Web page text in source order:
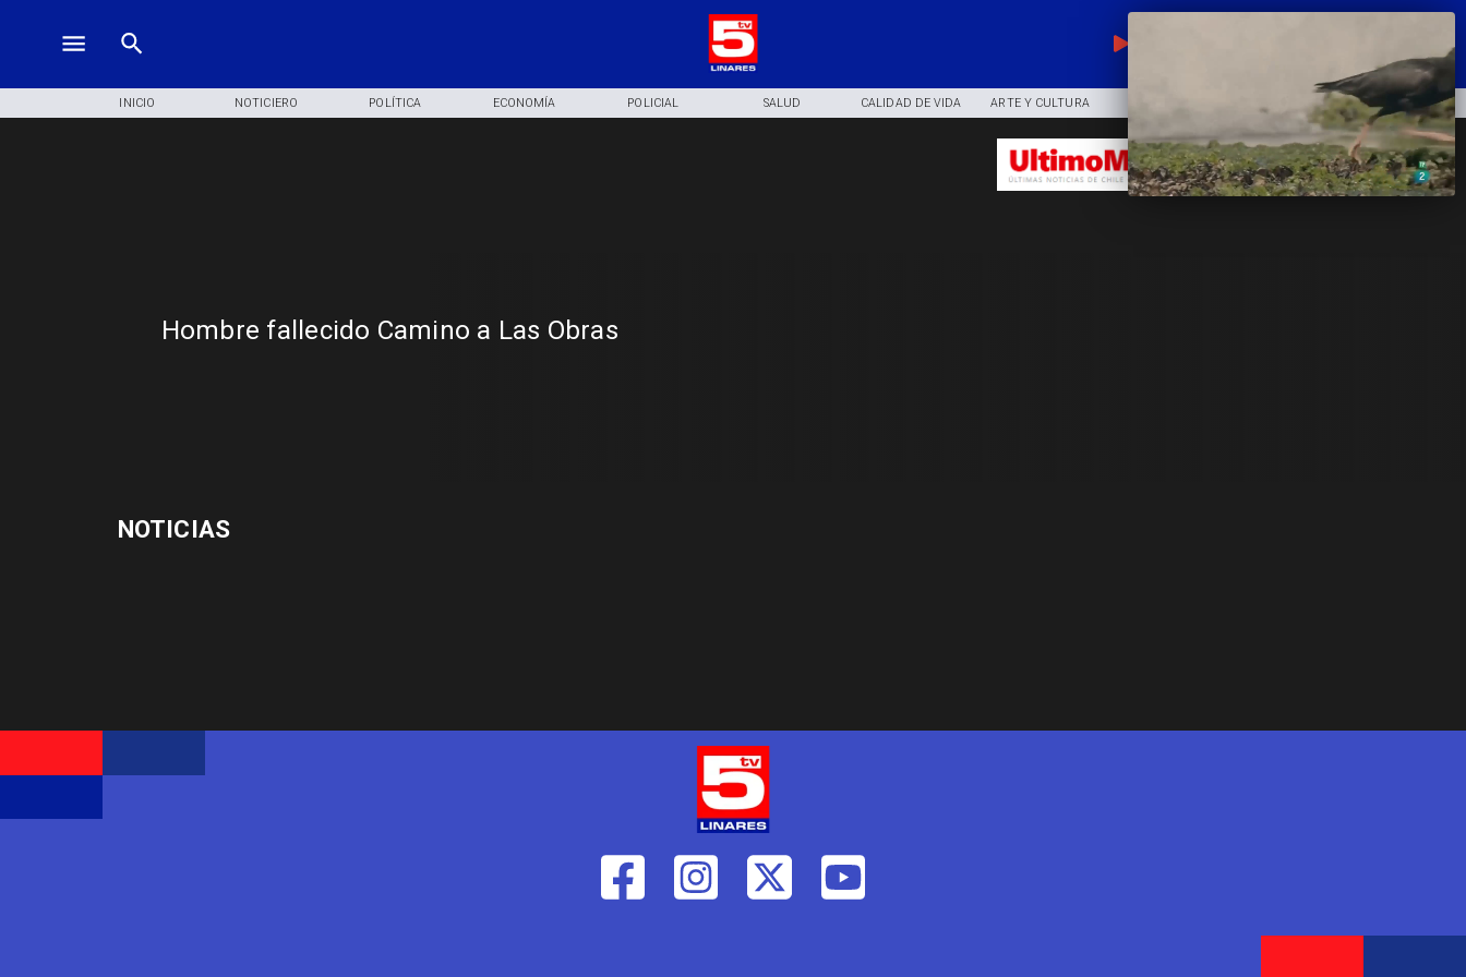
INICIO NOTICIERO POLÍTICA ECONOMÍA POLICIAL SALUD CALIDAD DE VIDA ARTE Y CULTURA DEPORTES
Hombre fallecido Camino a Las Obras
NOTICIAS